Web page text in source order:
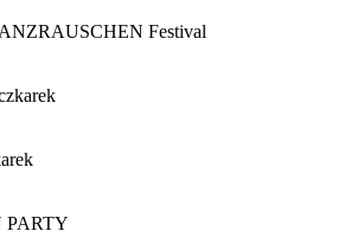
Festival
PARTY